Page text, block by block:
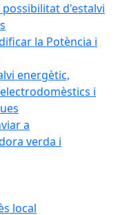
d'estalvi
la Potència i
energètic,
i
a
verda i
local